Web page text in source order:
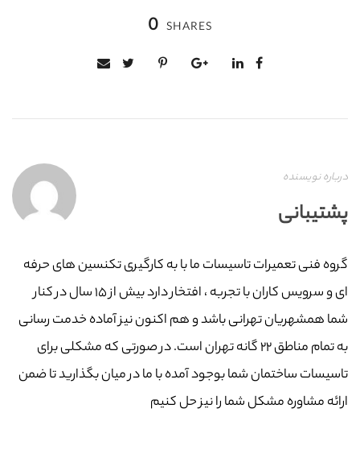
0 SHARES
درباره نویسنده
پشتیبانی
گروه فنی تعمیرات تاسیسات ما با به‌ کارگیری تکنسین های حرفه
ای و سرویس کاران با تجربه ، افتخار دارد بیش از ۱۵ سال در کنار
شما همشهریان تهرانی باشد و هم اکنون نیز آماده خدمت رسانی
به تمام مناطق ۲۲ گانه تهران است. در صورتی که مشکلی برای
تاسیسات ساختمان شما بوجود آمده با ما در میان بگذارید تا ضمن
ارائه مشاوره مشکل شما را نیز حل کنیم